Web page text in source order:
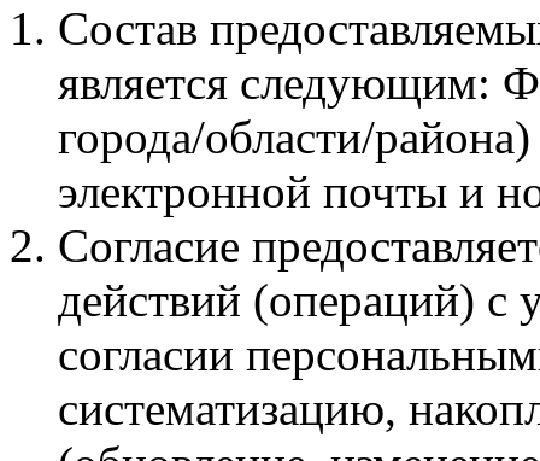
Состав
является следующим:
города/области/
электронной почты и
Согласие
действий (операций) с
согласии
систематизацию,